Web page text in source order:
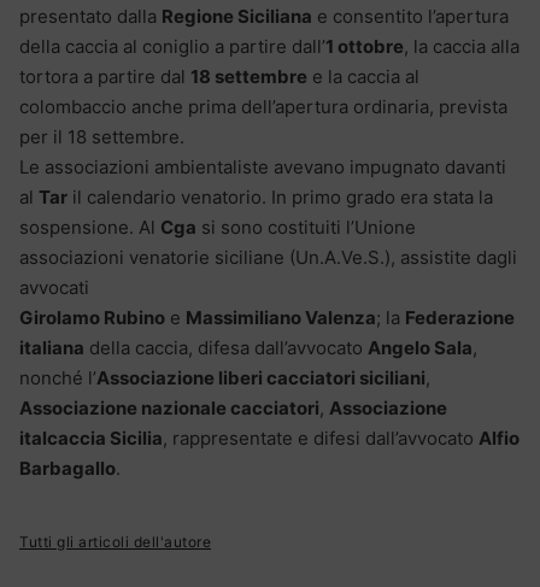
presentato dalla Regione Siciliana e consentito l’apertura
della caccia al coniglio a partire dall’1 ottobre, la caccia alla
tortora a partire dal 18 settembre e la caccia al
colombaccio anche prima dell’apertura ordinaria, prevista
per il 18 settembre.
Le associazioni ambientaliste avevano impugnato davanti
al Tar il calendario venatorio. In primo grado era stata la
sospensione. Al Cga si sono costituiti l’Unione
associazioni venatorie siciliane (Un.A.Ve.S.), assistite dagli
avvocati
Girolamo Rubino e Massimiliano Valenza; la Federazione
italiana della caccia, difesa dall’avvocato Angelo Sala,
nonché l’Associazione liberi cacciatori siciliani,
Associazione nazionale cacciatori, Associazione
italcaccia Sicilia, rappresentate e difesi dall’avvocato Alfio
Barbagallo.
Tutti gli articoli dell'autore